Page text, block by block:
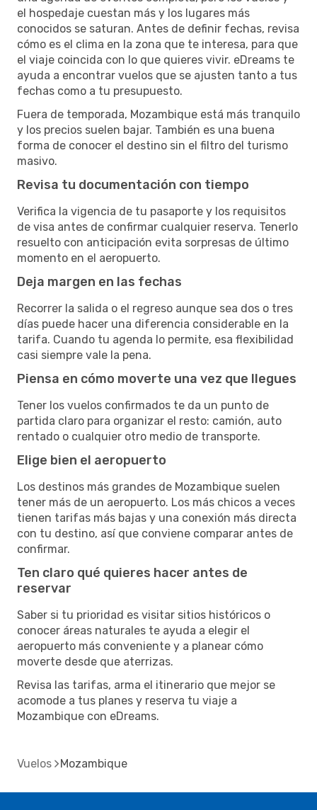
el hospedaje cuestan más y los lugares más
conocidos se saturan. Antes de definir fechas, revisa
cómo es el clima en la zona que te interesa, para que
el viaje coincida con lo que quieres vivir. eDreams te
ayuda a encontrar vuelos que se ajusten tanto a tus
fechas como a tu presupuesto.
Fuera de temporada, Mozambique está más tranquilo
y los precios suelen bajar. También es una buena
forma de conocer el destino sin el filtro del turismo
masivo.
Revisa tu documentación con tiempo
Verifica la vigencia de tu pasaporte y los requisitos
de visa antes de confirmar cualquier reserva. Tenerlo
resuelto con anticipación evita sorpresas de último
momento en el aeropuerto.
Deja margen en las fechas
Recorrer la salida o el regreso aunque sea dos o tres
días puede hacer una diferencia considerable en la
tarifa. Cuando tu agenda lo permite, esa flexibilidad
casi siempre vale la pena.
Piensa en cómo moverte una vez que llegues
Tener los vuelos confirmados te da un punto de
partida claro para organizar el resto: camión, auto
rentado o cualquier otro medio de transporte.
Elige bien el aeropuerto
Los destinos más grandes de Mozambique suelen
tener más de un aeropuerto. Los más chicos a veces
tienen tarifas más bajas y una conexión más directa
con tu destino, así que conviene comparar antes de
confirmar.
Ten claro qué quieres hacer antes de
reservar
Saber si tu prioridad es visitar sitios históricos o
conocer áreas naturales te ayuda a elegir el
aeropuerto más conveniente y a planear cómo
moverte desde que aterrizas.
Revisa las tarifas, arma el itinerario que mejor se
acomode a tus planes y reserva tu viaje a
Mozambique con eDreams.
Vuelos Mozambique